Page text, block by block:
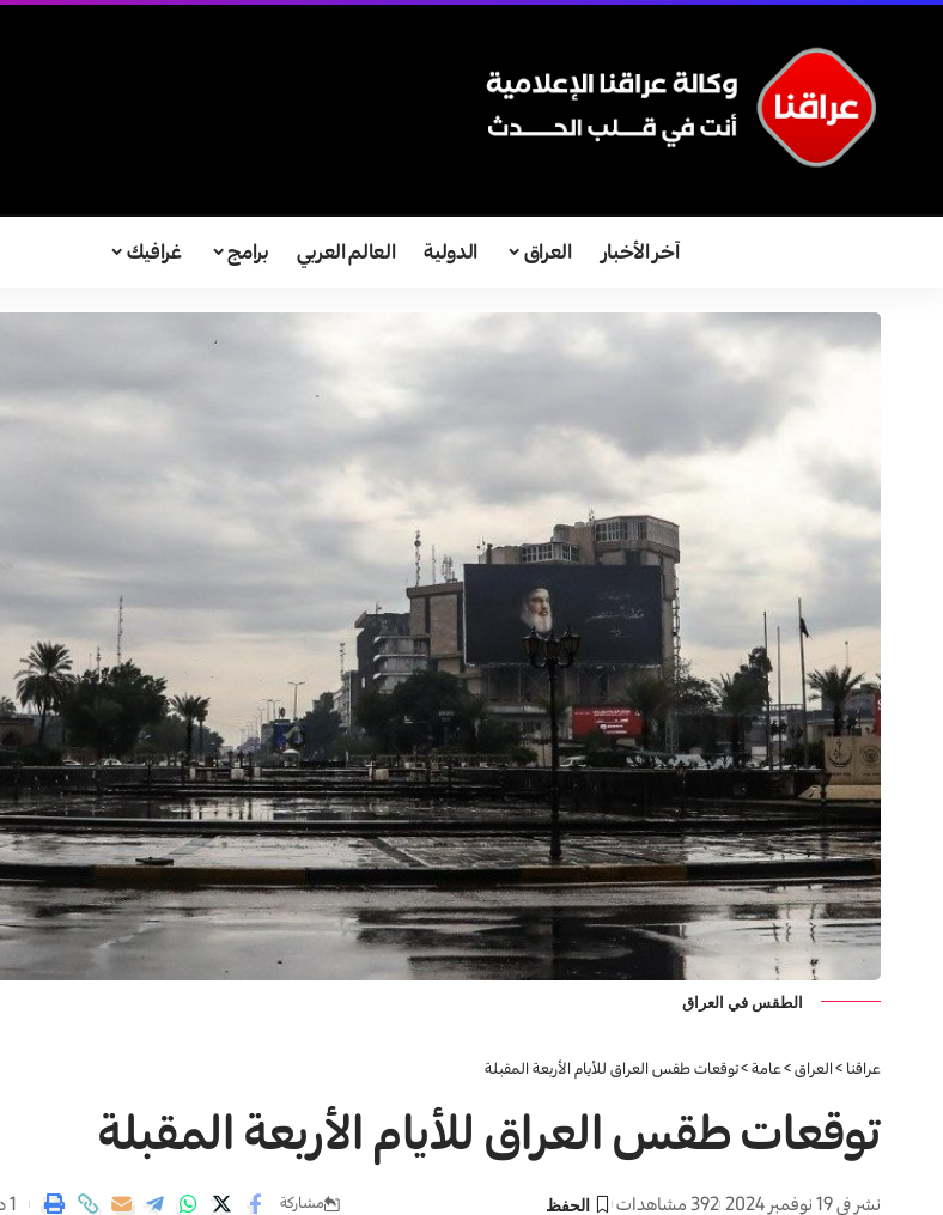
آخر الأخبار العراق الدولية العالم العربي برامج غرافيك
الطقس في العراق
عراقنا >العراق>عامة>توقعات طقس العراق للأيام الأربعة المقبلة
توقعات طقس العراق للأيام الأربعة المقبلة
نشر في 19 نوفمبر 2024 392 مشاهدات مشاركة 1 دقيقة للقراءة